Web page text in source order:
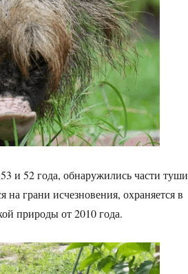
и 52 года, обнаружились части туши
грани исчезновения, охраняется в
природы от 2010 года.